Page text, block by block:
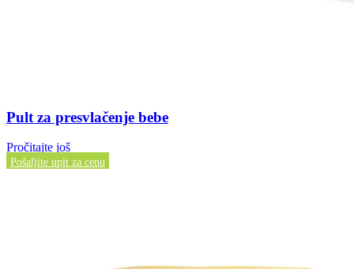
Pult za presvlačenje bebe
Pročitajte još
Pošaljite upit za cenu